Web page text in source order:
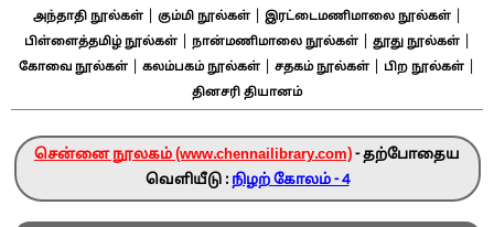
அந்தாதி நூல்கள்| கும்மி நூல்கள்| இரட்டைமணிமாலை நூல்கள்|
பிள்ளைத்தமிழ் நூல்கள்| நான்மணிமாலை நூல்கள்| தூது நூல்கள்|
கோவை நூல்கள் கலம்பகம் நூல்கள் சதகம் நூல்கள் பிற நூல்கள்
தினசரி தியானம்
சென்னை நூலகம் (www.chennailibrary.com)- தற்போதைய
வெளியீடு : நிழற் கோலம் - 4